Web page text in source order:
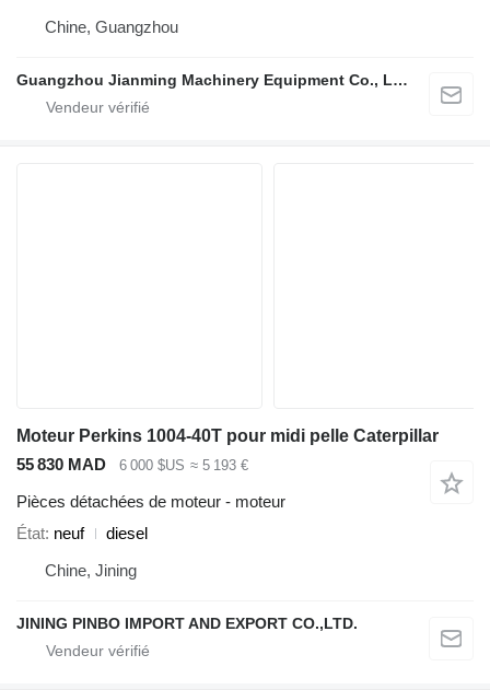
Chine, Guangzhou
Guangzhou Jianming Machinery Equipment Co., Ltd.
Moteur Perkins 1004-40T pour midi pelle Caterpillar
55 830 MAD
6 000 $US ≈ 5 193 €
Pièces détachées de moteur - moteur
État neuf
diesel
Chine, Jining
JINING PINBO IMPORT AND EXPORT CO.,LTD.